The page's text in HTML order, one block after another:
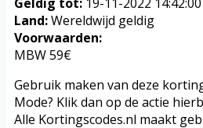
Land:Wereldwijd geldig
Voorwaarden:
MBW 59€
Gebruik maken van deze
Mode? Klik dan op de actie
Alle Kortingscodes.nl maakt